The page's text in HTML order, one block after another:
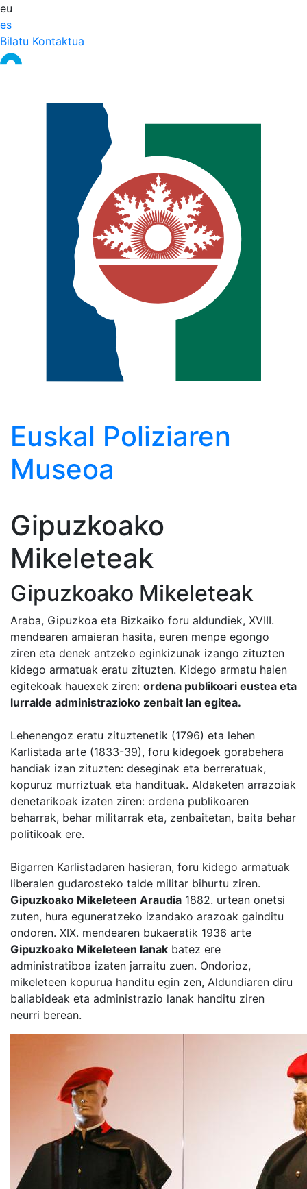
eu
es
Bilatu Kontaktua
Euskal Poliziaren
Museoa
Gipuzkoako
Mikeleteak
Gipuzkoako Mikeleteak
Araba, Gipuzkoa eta Bizkaiko foru aldundiek, XVIII.
mendearen amaieran hasita, euren menpe egongo
ziren eta denek antzeko eginkizunak izango zituzten
kidego armatuak eratu zituzten. Kidego armatu haien
egitekoak hauexek ziren: ordena publikoari eustea eta
lurralde administrazioko zenbait lan egitea.
Lehenengoz eratu zituztenetik (1796) eta lehen
Karlistada arte (1833-39), foru kidegoek gorabehera
handiak izan zituzten: deseginak eta berreratuak,
kopuruz murriztuak eta handituak. Aldaketen arrazoiak
denetarikoak izaten ziren: ordena publikoaren
beharrak, behar militarrak eta, zenbaitetan, baita behar
politikoak ere.
Bigarren Karlistadaren hasieran, foru kidego armatuak
liberalen gudarosteko talde militar bihurtu ziren.
Gipuzkoako Mikeleteen Araudia 1882. urtean onetsi
zuten, hura eguneratzeko izandako arazoak gainditu
ondoren. XIX. mendearen bukaeratik 1936 arte
Gipuzkoako Mikeleteen lanak batez ere
administratiboa izaten jarraitu zuen. Ondorioz,
mikeleteen kopurua handitu egin zen, Aldundiaren diru
baliabideak eta administrazio lanak handitu ziren
neurri berean.